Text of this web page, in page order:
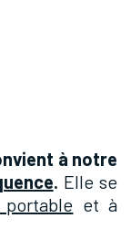
à notre
. Elle se
et à